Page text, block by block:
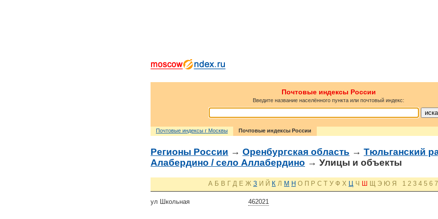
Почтовые индексы России
Введите название населённого пункта или почтовый индекс:
Почтовые индексы г Москвы Почтовые индексы России
Регионы России → Оренбургская область → Тюльганский
Алабердино / село Аллабердино → Улицы и объекты
А Б В Г Д Е Ж З И Й К Л М Н О П Р С Т У Ф Х Ц Ч Ш Щ Э Ю Я 1 2 3 4 5 6 7
462021
ул Школьная